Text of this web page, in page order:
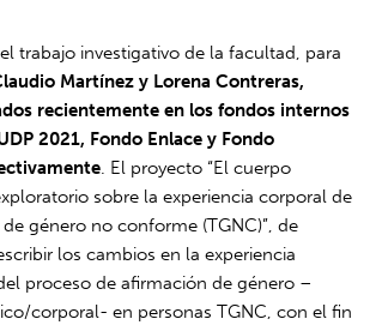
trabajo investigativo de la facultad, para
Martínez y Lorena Contreras,
recientemente en los fondos internos
2021, Fondo Enlace y Fondo
. El proyecto “El cuerpo
sobre la experiencia corporal de
género no conforme (TGNC)”, de
los cambios en la experiencia
proceso de afirmación de género –
corporal- en personas TGNC, con el fin